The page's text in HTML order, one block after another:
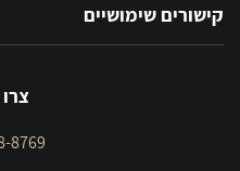
קישורים שימושיים
8769